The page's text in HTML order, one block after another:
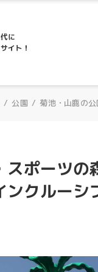
、熊本-｜熊本の子育て
に
イト！
/ 公園 / 菊池・山鹿の公
スポーツ
クルーシ